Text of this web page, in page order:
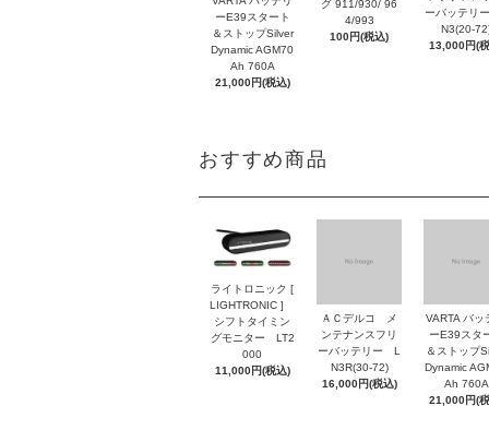
ーE39スタート
＆ストップSilver
Dynamic AGM70
Ah 760A
21,000円(税込)
グ 911/930/ 96
4/993
100円(税込)
ーバッテリ
N3(20-
13,000円(
おすすめ商品
ライトロニック [
LIGHTRONIC ]
シフトタイミン
グモニター LT2
000
11,000円(税込)
ＡＣデルコ メ
ンテナンスフリ
ーバッテリー L
N3R(30-72)
16,000円(税込)
VARTA バッ
ーE39スタ
＆ストップ
Dynamic
Ah 760A
21,000円(